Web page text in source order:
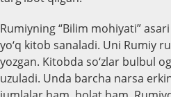
Rumiyning “Bilim mohiyati”
yo‘q kitob sanaladi. Uni Rumiy
yozgan. Kitobda so‘zlar bulbul
uzuladi. Unda barcha narsa